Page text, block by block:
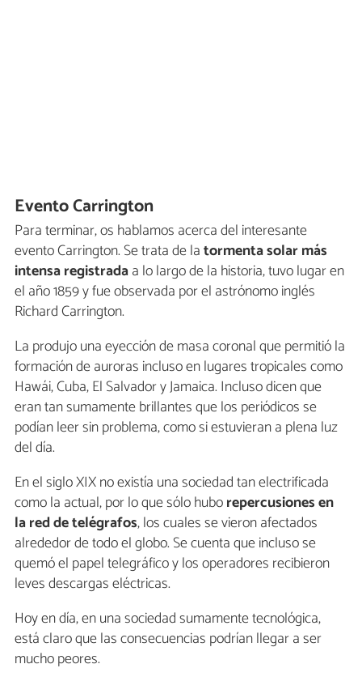
Evento Carrington
Para terminar, os hablamos acerca del interesante
evento Carrington. Se trata de latormenta solar más
intensa registradaa lo largo de la historia, tuvo lugar en
el año 1859 y fue observada por el astrónomo inglés
Richard Carrington.
La produjo una eyección de masa coronal que permitió la
formación de auroras incluso en lugares tropicales como
Hawái, Cuba, El Salvador y Jamaica. Incluso dicen que
eran tan sumamente brillantes que los periódicos se
podían leer sin problema, como si estuvieran a plena luz
del día.
En el siglo XIX no existía una sociedad tan electrificada
como la actual, por lo que sólo huborepercusiones en
la red de telégrafos, los cuales se vieron afectados
alrededor de todo el globo. Se cuenta que incluso se
quemó el papel telegráfico y los operadores recibieron
leves descargas eléctricas.
Hoy en día, en una sociedad sumamente tecnológica,
está claro que las consecuencias podrían llegar a ser
mucho peores.